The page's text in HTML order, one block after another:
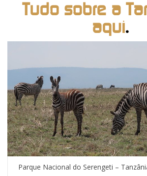
Tudo sobre a
aqui.
Parque Nacional do Serengeti –